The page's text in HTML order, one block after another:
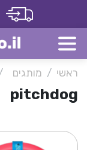
ראשי מותגים
pitchdog